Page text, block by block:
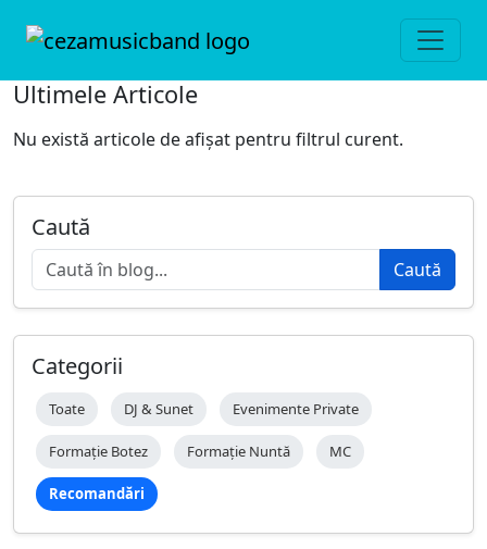
Ultimele Articole
Nu există articole de afișat pentru filtrul curent.
Caută
Caută
Categorii
Toate DJ & Sunet Evenimente Private
Formație Botez Formație Nuntă MC
Recomandări